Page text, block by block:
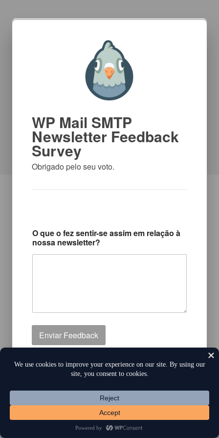
WP Mail SMTP
Newsletter Feedback
Survey
Obrigado pelo seu voto.
O que o fez sentir-se assim em relação à
nossa newsletter?
Enviar Feedback